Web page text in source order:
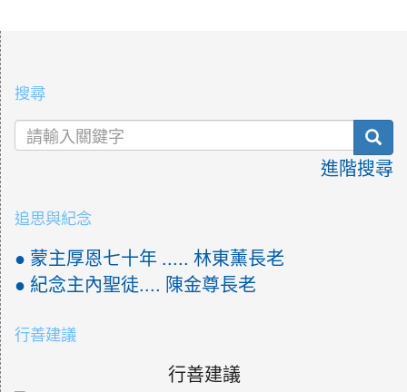
搜尋
進階搜尋
追思與紀念
● 蒙主厚恩七十年 ..... 林東薰長老
● 紀念主內聖徒.... 陳金尊長老
行善建議
行善建議